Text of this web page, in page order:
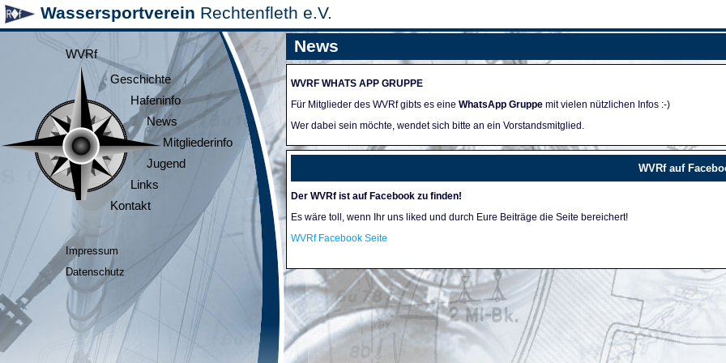
Wassersportverein Rechtenfleth e.V.
WVRf
Geschichte
Hafeninfo
News
Mitgliederinfo
Jugend
Links
Kontakt
Impressum
Datenschutz
News
WVRF WHATS APP GRUPPE
Für Mitglieder des WVRf gibts es eine WhatsApp Gruppe mit vielen nützlichen Infos :-)
Wer dabei sein möchte, wendet sich bitte an ein Vorstandsmitglied.
WVRf auf
Der WVRf ist auf Facebook zu finden!
Es wäre toll, wenn Ihr uns liked und durch Eure Beiträge die Seite bereichert!
WVRf Facebook Seite